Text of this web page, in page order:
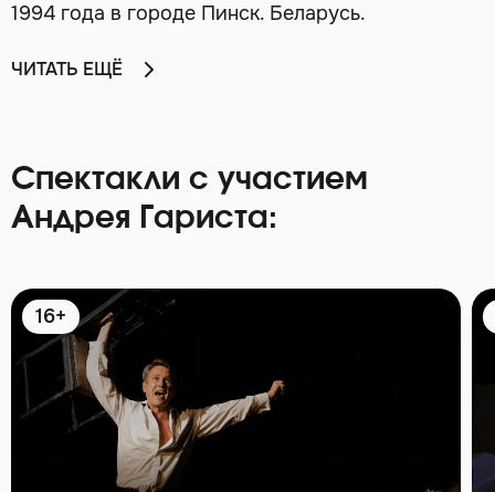
1994 года в городе Пинск. Беларусь.
ЧИТАТЬ ЕЩЁ
Спектакли с участием
Андрея Гариста:
16+